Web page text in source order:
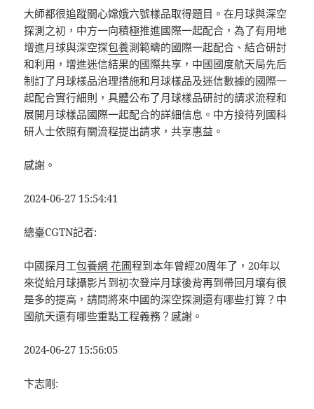
大師都很追蹤關心嫦娥六號樣品取得題目。在月球與深空
探測之初，中方一向積極推進國際一起配合，為了有用地
增進月球與深空探包養測範疇的國際一起配合、結合研討
和利用，增進迷信結果的國際共享，中國國度航天局先后
制訂了月球樣品治理措施和月球樣品及迷信數據的國際一
起配合實行細則，具體公布了月球樣品研討的請求流程和
展開月球樣品國際一起配合的詳細信息。中方接待列國科
研人士依照有關流程提出請求，共享惠益。
感謝。
2024-06-27 15:54:41
總臺CGTN記者:
中國探月工包養網 花圃程到本年曾經20周年了，20年以
來從給月球攝影片到初次登岸月球後背再到帶回月壤有很
是多的提高，請問將來中國的深空探測還有哪些打算？中
國航天還有哪些重點工程義務？感謝。
2024-06-27 15:56:05
卞志剛: